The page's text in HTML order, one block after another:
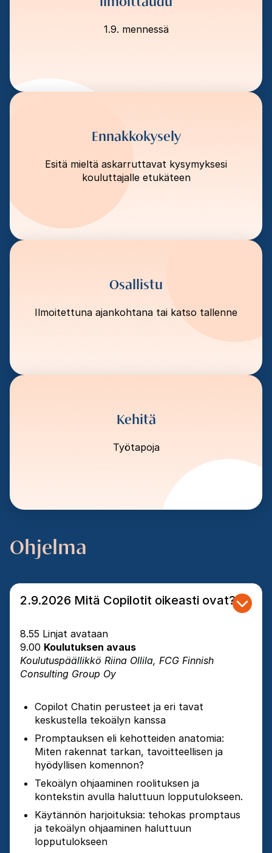
1.9. mennessä
Ennakkokysely
Esitä mieltä askarruttavat kysymyksesi
kouluttajalle etukäteen
Osallistu
Ilmoitettuna ajankohtana tai katso tallenne
Kehitä
Työtapoja
Ohjelma
2.9.2026 Mitä Copilotit oikeasti ovat?
8.55 Linjat avataan
9.00 Koulutuksen avaus
Koulutuspäällikkö Riina Ollila, FCG Finnish
Consulting Group Oy
Copilot Chatin perusteet ja eri tavat
keskustella tekoälyn kanssa
Promptauksen eli kehotteiden anatomia:
Miten rakennat tarkan, tavoitteellisen ja
hyödyllisen komennon?
Tekoälyn ohjaaminen roolituksen ja
kontekstin avulla haluttuun lopputulokseen.
Käytännön harjoituksia: tehokas promptaus
ja tekoälyn ohjaaminen haluttuun
lopputulokseen